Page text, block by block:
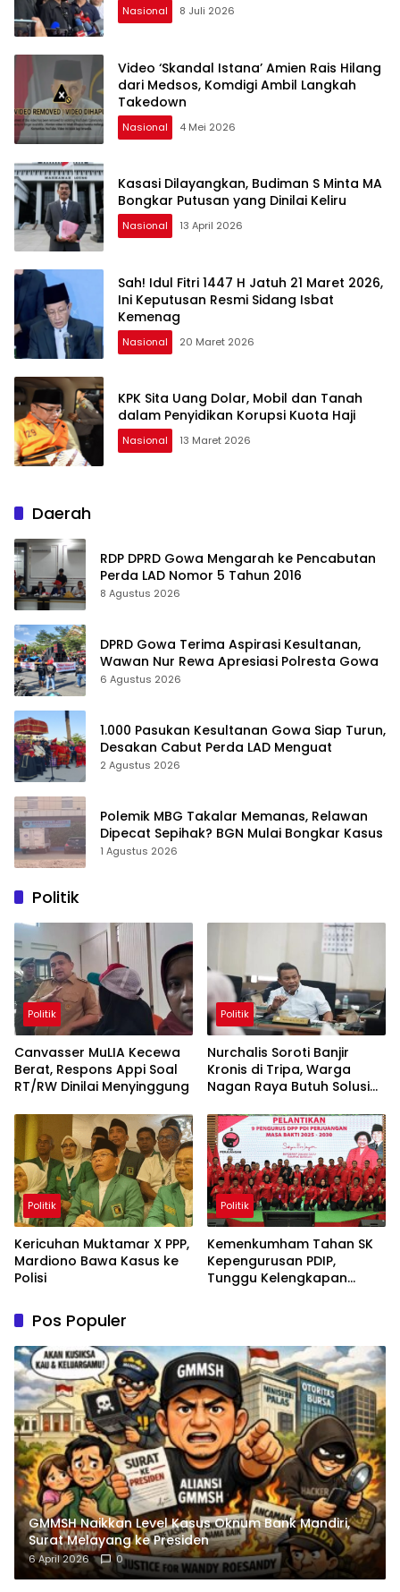
Nasional 8 Juli 2026
Video ‘Skandal Istana’ Amien Rais Hilang
dari Medsos, Komdigi Ambil Langkah
Takedown
Nasional 4 Mei 2026
Kasasi Dilayangkan, Budiman S Minta MA
Bongkar Putusan yang Dinilai Keliru
Nasional 13 April 2026
Sah! Idul Fitri 1447 H Jatuh 21 Maret 2026,
Ini Keputusan Resmi Sidang Isbat
Kemenag
Nasional 20 Maret 2026
KPK Sita Uang Dolar, Mobil dan Tanah
dalam Penyidikan Korupsi Kuota Haji
Nasional 13 Maret 2026
Daerah
RDP DPRD Gowa Mengarah ke Pencabutan
Perda LAD Nomor 5 Tahun 2016
8 Agustus 2026
DPRD Gowa Terima Aspirasi Kesultanan,
Wawan Nur Rewa Apresiasi Polresta Gowa
6 Agustus 2026
1.000 Pasukan Kesultanan Gowa Siap Turun,
Desakan Cabut Perda LAD Menguat
2 Agustus 2026
Polemik MBG Takalar Memanas, Relawan
Dipecat Sepihak? BGN Mulai Bongkar Kasus
1 Agustus 2026
Politik
Politik
Canvasser MuLIA Kecewa
Berat, Respons Appi Soal
RT/RW Dinilai Menyinggung
Politik
Nurchalis Soroti Banjir
Kronis di Tripa, Warga
Nagan Raya Butuh Solusi
Politik
Kericuhan Muktamar X PPP,
Mardiono Bawa Kasus ke
Polisi
Politik
Kemenkumham Tahan SK
Kepengurusan PDIP,
Tunggu Kelengkapan
Pos Populer
GMMSH Naikkan Level Kasus Oknum Bank Mandiri,
Surat Melayang ke Presiden
6 April 2026 0